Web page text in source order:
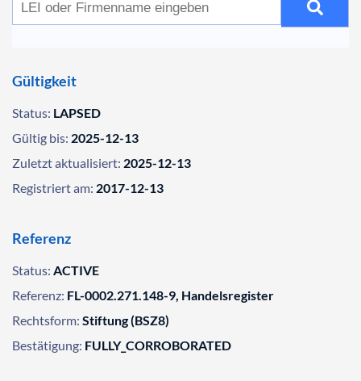
Gültigkeit
Status: LAPSED
Gültig bis: 2025-12-13
Zuletzt aktualisiert: 2025-12-13
Registriert am: 2017-12-13
Referenz
Status: ACTIVE
Referenz: FL-0002.271.148-9, Handelsregister
Rechtsform: Stiftung (BSZ8)
Bestätigung: FULLY_CORROBORATED